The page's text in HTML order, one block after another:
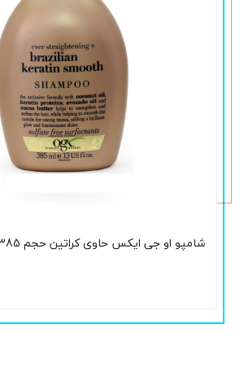
شامپو او جی ایکس حاوی کراتین حجم 385 میلی لیتر